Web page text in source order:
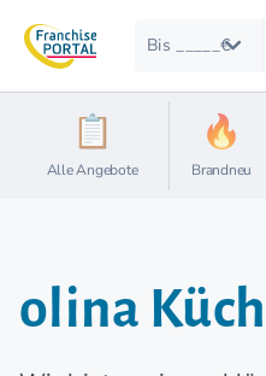
Bis _____€
Alle Angebote Brandneu
olina